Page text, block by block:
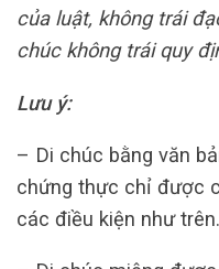
của luật, không trái
chúc không trái quy
Lưu ý:
– Di chúc bằng văn
chứng thực chỉ được
các điều kiện như trên.